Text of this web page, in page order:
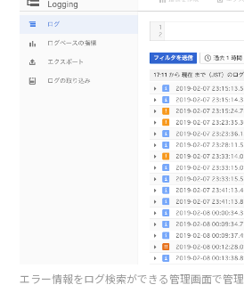
エラー情報をログ検索ができる管理画面で管理